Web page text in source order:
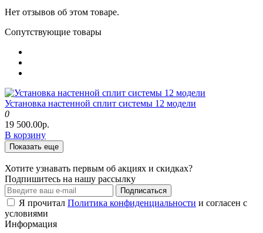
Нет отзывов об этом товаре.
Сопутствующие товары
Установка настенной сплит системы 12 модели
0
19 500.00р.
В корзину
Показать еще
Хотите узнавать первым об акциях и скидках?
Подпишитесь на нашу рассылку
Подписаться
Я прочитал Политика конфиденциальности и согласен с
условиями
Информация